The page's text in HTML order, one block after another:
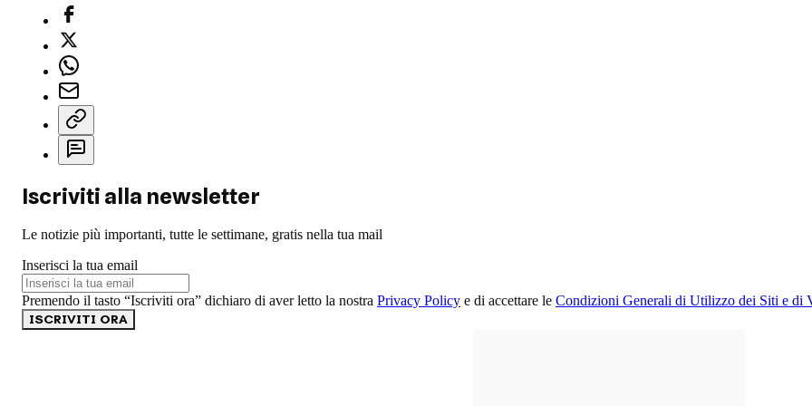
Iscriviti alla newsletter
Le notizie più importanti, tutte le settimane, gratis nella tua mail
Inserisci la tua email
Premendo il tasto “Iscriviti ora” dichiaro di aver letto la nostra Privacy Policy e di accettare le Condizioni Generali di Utilizzo dei Siti e di
ISCRIVITI ORA